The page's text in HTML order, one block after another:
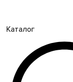
Каталог